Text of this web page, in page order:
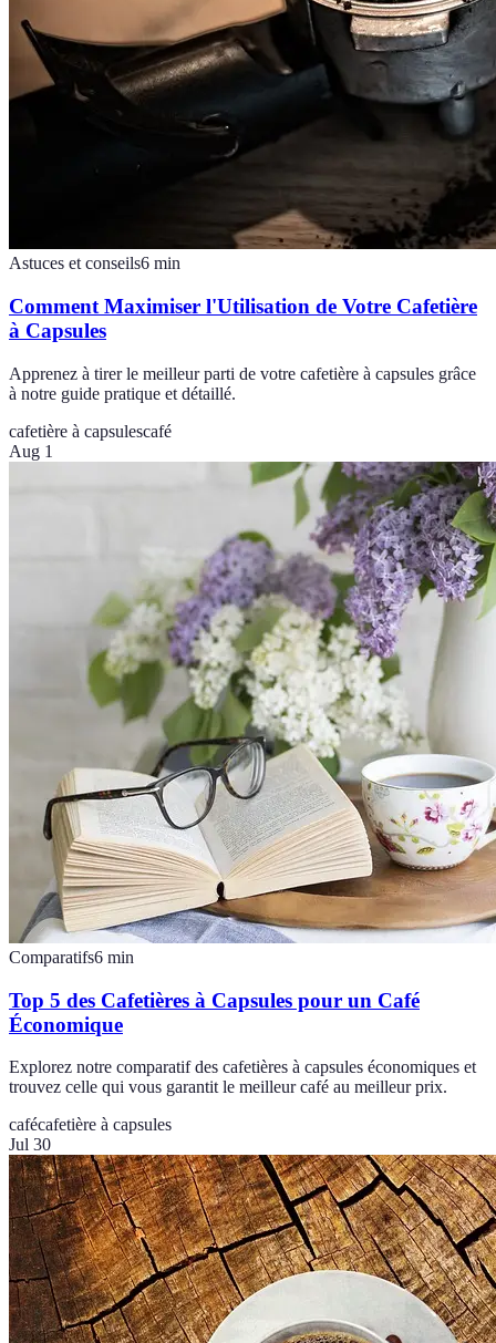
Astuces et conseils6 min
Comment Maximiser l'Utilisation de Votre Cafetière
à Capsules
Apprenez à tirer le meilleur parti de votre cafetière à capsules grâce
à notre guide pratique et détaillé.
cafetière à capsulescafé
Aug 1
Comparatifs6 min
Top 5 des Cafetières à Capsules pour un Café
Économique
Explorez notre comparatif des cafetières à capsules économiques et
trouvez celle qui vous garantit le meilleur café au meilleur prix.
cafécafetière à capsules
Jul 30